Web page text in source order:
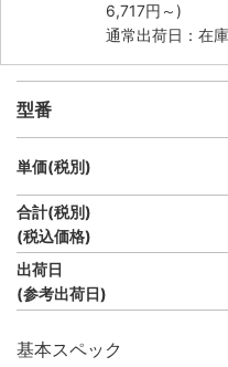
6,717円 ～)
通常出荷日：在
型番
単価(税別)
合計(税別)
(税込価格)
出荷日
(参考出荷日)
基本スペック